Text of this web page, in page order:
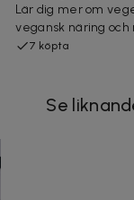
Lär dig mer om
vegansk näring
7 köpta
Se